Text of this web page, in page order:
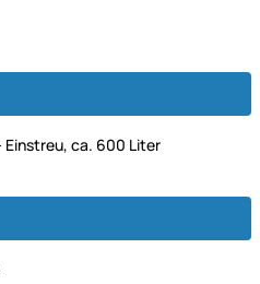
Einstreu, ca. 600 Liter